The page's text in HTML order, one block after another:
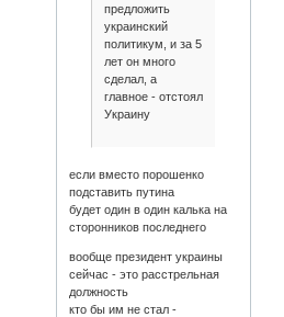
предложить
украинский
политикум, и за 5
лет он много
сделал, а
главное - отстоял
Украину
если вместо порошенко
подставить путина
будет один в один калька на
сторонников последнего
вообще президент украины
сейчас - это расстрельная
должность
кто бы им не стал -